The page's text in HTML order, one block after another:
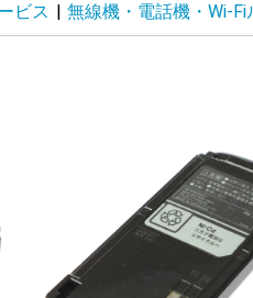
ビス | 無線機・電話機・Wi-Fi